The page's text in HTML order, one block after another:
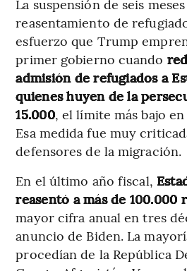
La suspensión de seis
reasentamiento de
esfuerzo que Trump
primer gobierno cuando
admisión de refugiados a
quienes huyen de la
15.000, el límite más bajo
Esa medida fue muy
defensores de la migración.
En el último año fiscal,
reasentó a más de 100.000
mayor cifra anual en tres
anuncio de Biden. La
procedían de la República